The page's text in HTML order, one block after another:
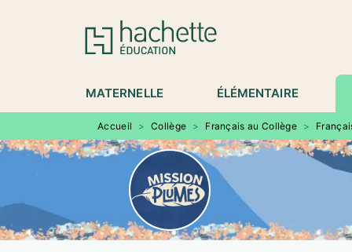
MENU RECHERCHE
MATERNELLE ÉLÉMENTAIRE
Accueil > Collège > Français au Collège >